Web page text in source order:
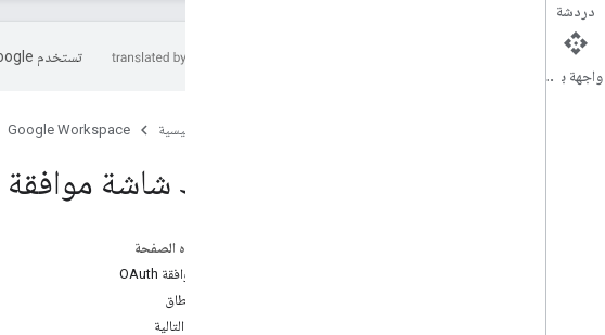
تستخدم Google تكنولوجيا الذكاء الاصطناعي لترجمة المحتوى إلى لغتك المفضّلة، وقد تتضمّن بعض الأخطاء.
الصفحة الرئيسية Google Workspace
ضبط شاشة موافقة OAuth واختيار النطاقات
على هذه الصفحة
إعداد موافقة OAuth
فئات النطاق
الخطوة التالية
دردشة
واجهة برمجة التطبيقات